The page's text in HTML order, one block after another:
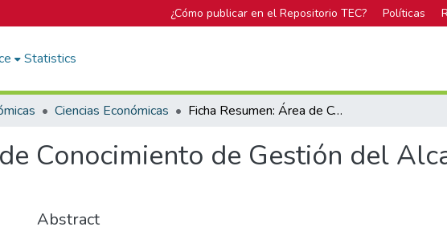
¿Cómo publicar en el Repositorio TEC? Políticas
Statistics
Ciencias Económicas Ficha Resumen: Área de Conocimiento de Gestión del Alcance del Proyecto
Conocimiento de Gestión del
Abstract